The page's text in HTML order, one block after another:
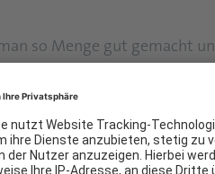
so Menge gut gemacht
ist man
rund 740